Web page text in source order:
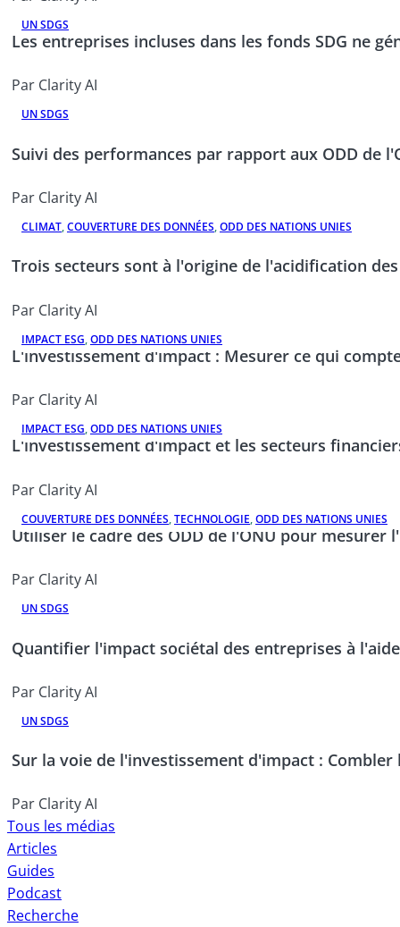
Tous les médias
Articles
Guides
Podcast
Recherche
UN SDGS
Les entreprises incluses dans les fonds SDG ne
Par Clarity AI
UN SDGS
Suivi des performances par rapport aux ODD de
Par Clarity AI
CLIMAT,COUVERTURE DES DONNÉES,ODD DES NATIONS UNIES
Trois secteurs sont à l'origine de l'acidification
Par Clarity AI
IMPACT ESG,ODD DES NATIONS UNIES
L'investissement d'impact : Mesurer ce qui
Par Clarity AI
IMPACT ESG,ODD DES NATIONS UNIES
L'investissement d'impact et les secteurs
Par Clarity AI
COUVERTURE DES DONNÉES,TECHNOLOGIE,ODD DES NATIONS UNIES
Utiliser le cadre des ODD de l'ONU pour mesurer
Par Clarity AI
UN SDGS
Quantifier l'impact sociétal des entreprises à
Par Clarity AI
UN SDGS
Sur la voie de l'investissement d'impact :
Par Clarity AI